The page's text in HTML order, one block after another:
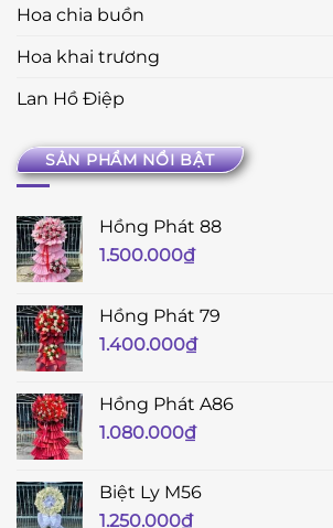
Hoa chia buồn
Hoa khai trương
Lan Hồ Điệp
SẢN PHẨM NỔI BẬT
Hồng Phát 88
1.500.000₫
Hồng Phát 79
1.400.000₫
Hồng Phát A86
1.080.000₫
Biệt Ly M56
1.250.000₫